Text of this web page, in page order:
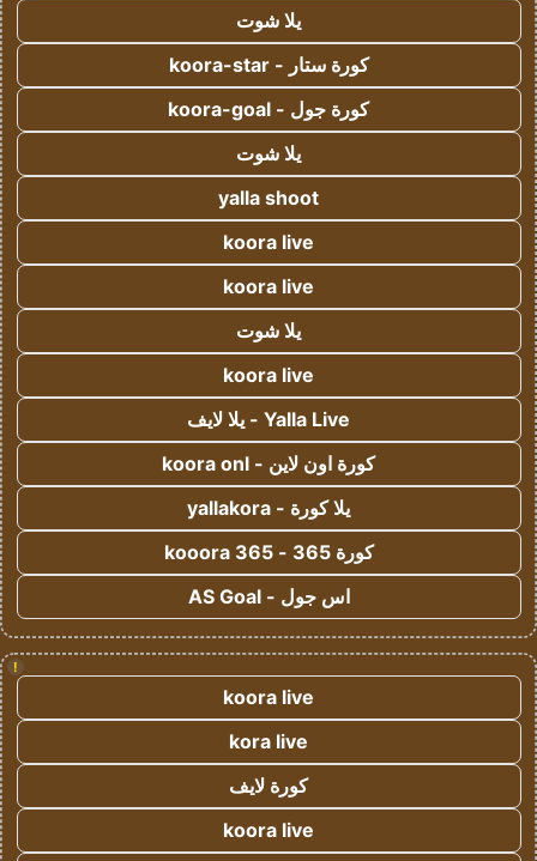
يلا شوت
كورة ستار - koora-star
كورة جول - koora-goal
يلا شوت
yalla shoot
koora live
koora live
يلا شوت
koora live
Yalla Live - يلا لايف
كورة اون لاين - koora onl
يلا كورة - yallakora
كورة 365 - kooora 365
اس جول - AS Goal
!
koora live
kora live
كورة لايف
koora live